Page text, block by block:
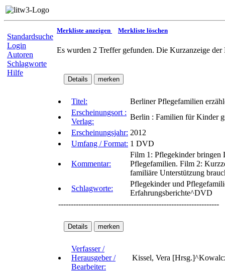
Standardsuche
Login
Autoren
Schlagworte
Hilfe
Merkliste anzeigen Merkliste löschen
Es wurden 2 Treffer gefunden. Die Kurzanzeige der
Titel:
Berliner Pflegefamilien
Erscheinungsort :
Verlag:
Berlin : Familien für Kinder
Erscheinungsjahr: 2012
Umfang / Format: 1 DVD
Kommentar:
Film 1: Pflegekinder bringen
Pflegefamilien. Film 2:
familiäre Unterstützung
Schlagworte:
Pflegekinder und
Erfahrungsberichte^DVD
----------------------------------------------------------------
Verfasser /
Herausgeber /
Bearbeiter:
Kissel, Vera